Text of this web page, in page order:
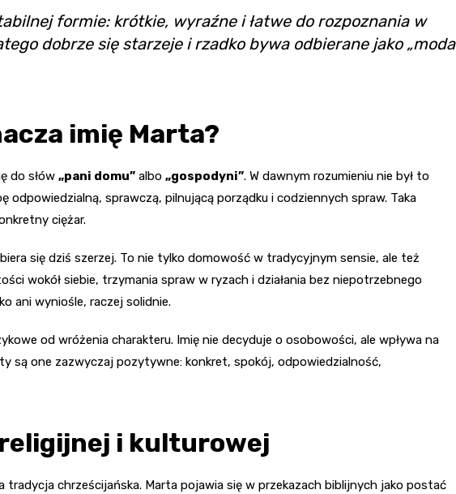
formie: krótkie, wyraźne i łatwe do rozpoznania w
dobrze się starzeje i rzadko bywa odbierane jako „moda
imię Marta?
do słów „pani domu” albo „gospodyni”. W dawnym rozumieniu nie był to
odpowiedzialną, sprawczą, pilnującą porządku i codziennych spraw. Taka
ciężar.
się dziś szerzej. To nie tylko domowość w tradycyjnym sensie, ale też
wokół siebie, trzymania spraw w ryzach i działania bez niepotrzebnego
ani wyniośle, raczej solidnie.
od wróżenia charakteru. Imię nie decyduje o osobowości, ale wpływa na
są one zazwyczaj pozytywne: konkret, spokój, odpowiedzialność,
i kulturowej
tradycja chrześcijańska. Marta pojawia się w przekazach biblijnych jako postać